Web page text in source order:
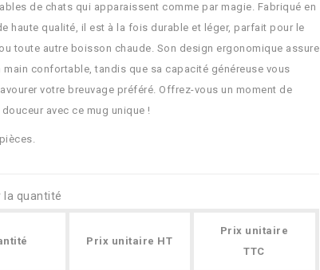
de chats qui apparaissent comme par magie. Fabriqué en
haute qualité, il est à la fois durable et léger, parfait pour le
toute autre boisson chaude. Son design ergonomique assure
main confortable, tandis que sa capacité généreuse vous
votre breuvage préféré. Offrez-vous un moment de
avec ce mug unique !
la quantité
Prix unitaire HT
Prix unitaire
TTC